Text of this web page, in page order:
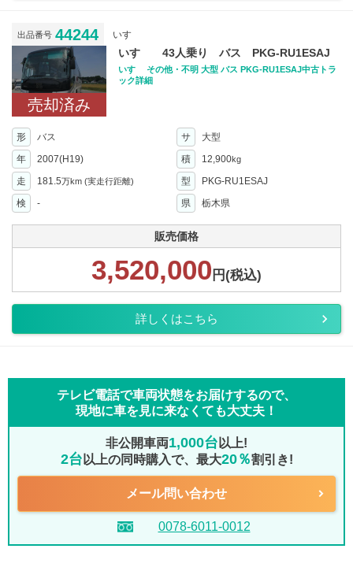
出品番号 44244 いすゞ
売却済み
いすゞ 43人乗り バス PKG-RU1ESAJ
いすゞ その他・不明 大型 バス PKG-RU1ESAJ中古トラ
ック詳細
形 バス サ
大型
年
2007(H19) 積 12,900kg
走 181.5万km (実走行距離) 型
PKG-RU1ESAJ
検
- 県 栃木県
販売価格
3,520,000 円(税込)
詳しくはこちら
テレビ電話で車両状態をお届けするので、
現地に車を見に来なくても大丈夫！
非公開車両1,000台 以上!
2台 以上の同時購入で、最大20％割引き!
メール問い合わせ
0078-6011-0012